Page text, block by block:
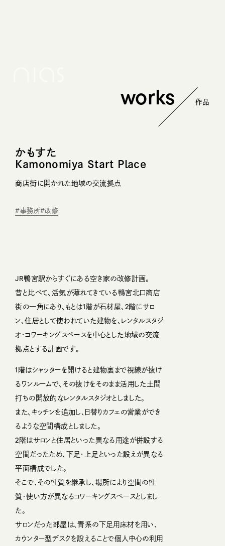
works
かもすた
Kamonomiya Start Place
商店街に開かれた地域の交流拠点
#事務所#改修
JR鴨宮駅からすぐにある空き家の改修計画。
昔と比べて、活気が薄れてきている鴨宮北口商店
街の一角にあり、もとは1階が石材屋、2階にサロ
ン、住居として使われていた建物を、レンタルスタジ
オ・コワーキングスペースを中心とした地域の交流
拠点とする計画です。
1階はシャッターを開けると建物裏まで視線が抜け
るワンルームで、その抜けをそのまま活用した土間
打ちの開放的なレンタルスタジオとしました。
また、キッチンを追加し、日替りカフェの営業ができ
るような空間構成としました。
2階はサロンと住居といった異なる用途が併設する
空間だったため、下足・上足といった設えが異なる
平面構成でした。
そこで、その性質を継承し、場所により空間の性
質・使い方が異なるコワーキングスペースとしまし
た。
サロンだった部屋は、青系の下足用床材を用い、
カウンター型デスクを設えることで個人中心の利用